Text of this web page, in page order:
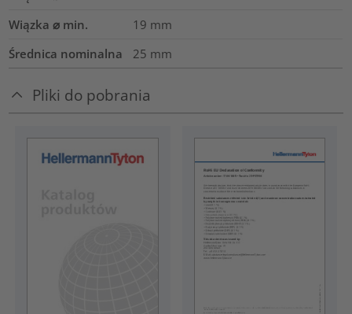
Wiązka ⌀ min.
19 mm
Średnica nominalna
25 mm
Pliki do pobrania